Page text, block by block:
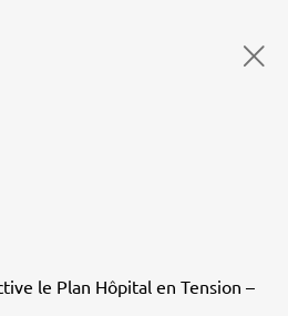
le Plan Hôpital en Tension –